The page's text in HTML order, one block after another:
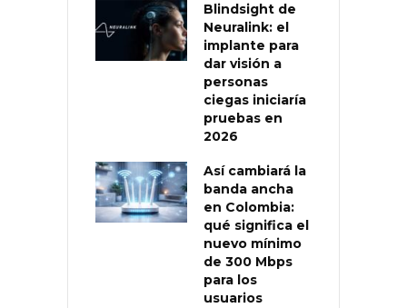
Blindsight de
Neuralink: el
implante para
dar visión a
personas
ciegas iniciaría
pruebas en
2026
Así cambiará la
banda ancha
en Colombia:
qué significa el
nuevo mínimo
de 300 Mbps
para los
usuarios